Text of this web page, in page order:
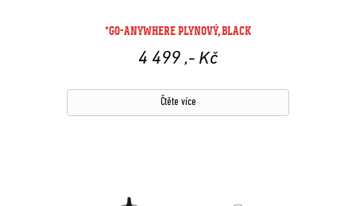
*GO-ANYWHERE PLYNOVÝ, BLACK
4 499 ,- Kč
Čtěte více